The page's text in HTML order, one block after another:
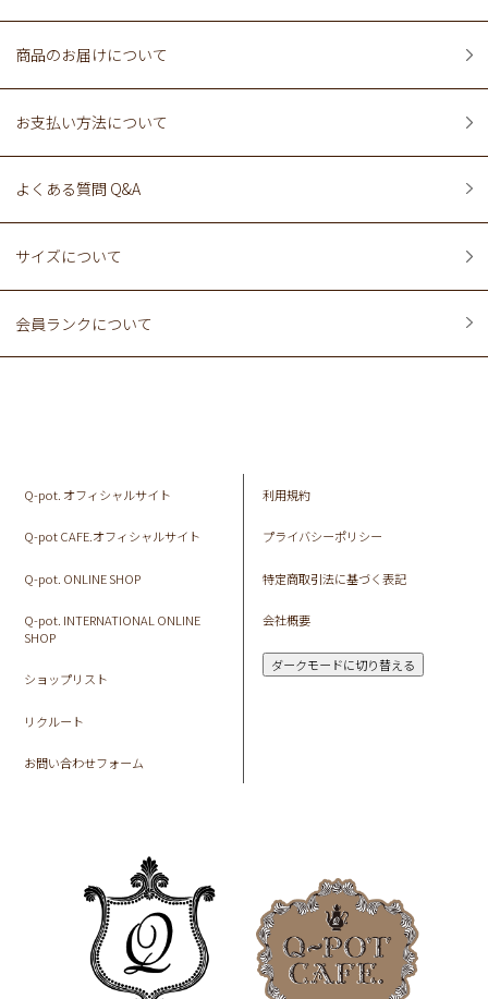
商品のお届けについて
お支払い方法について
よくある質問 Q&A
サイズについて
会員ランクについて
Q-pot. オフィシャルサイト
Q-pot CAFE.オフィシャルサイト
Q-pot. ONLINE SHOP
Q-pot. INTERNATIONAL ONLINE
SHOP
ショップリスト
リクルート
お問い合わせフォーム
利用規約
プライバシーポリシー
特定商取引法に基づく表記
会社概要
ダークモードに切り替える